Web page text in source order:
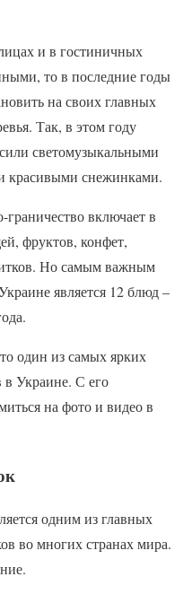
и в гостиничных
то в последние годы
на своих главных
Так, в этом году
светомузыкальными
красивыми снежинками.
включает в
фруктов, конфет,
Но самым важным
является 12 блюд –
один из самых ярких
в Украине. С его
на фото и видео в
одним из главных
во многих странах мира.